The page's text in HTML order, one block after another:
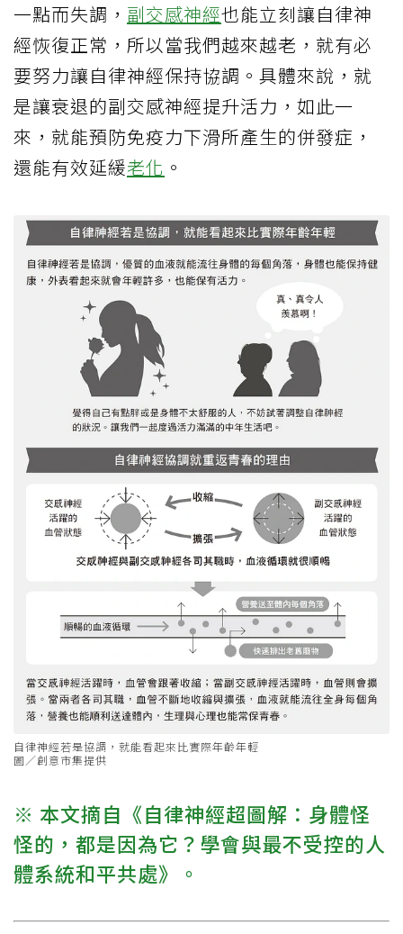
一點而失調， 副交感神經也能立刻讓自律神
經恢復正常，所以當我們越來越老，就有必
要努力讓自律神經保持協調。具體來說，就
是讓衰退的副交感神經提升活力，如此一
來，就能預防免疫力下滑所產生的併發症，
還能有效延緩老化 。
自律神經若是協調，就能看起來比實際年齡年輕
圖／創意市集提供
※ 本文摘自《自律神經超圖解：身體怪
怪的，都是因為它？學會與最不受控的人
體系統和平共處》。